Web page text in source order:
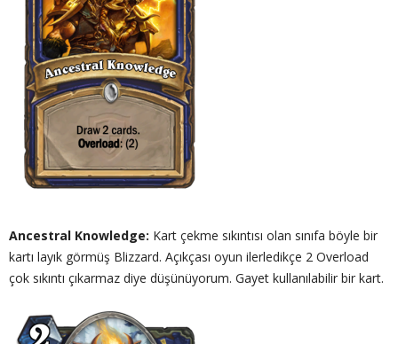
Ancestral Knowledge: Kart çekme sıkıntısı olan sınıfa böyle bir
kartı layık görmüş Blizzard. Açıkçası oyun ilerledikçe 2 Overload
çok sıkıntı çıkarmaz diye düşünüyorum. Gayet kullanılabilir bir kart.